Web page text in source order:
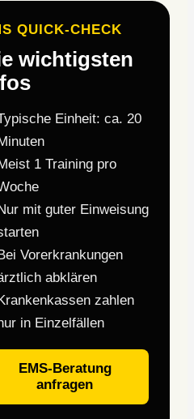
QUICK-CHECK
wichtigsten
Einheit: ca. 20
1 Training pro
mit guter Einweisung
Vorerkrankungen
abklären
zahlen
in Einzelfällen
EMS-Beratung
anfragen